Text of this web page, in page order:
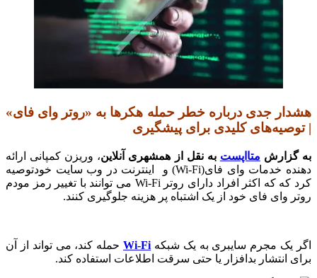
هشدار جدی درباره خطر حمله هکرها به «روتر وای فای»
| توصیه‌های کلیدی برای پیشگیری
به گزارش متااپست به نقل از همشهری آنلاین، وریزن کمپانی ارائه
دهنده خدمات وای فای(Wi-Fi) و اینترنت در وب سایت خودتوصیه‌
کرد که که اکثر افراد دارای روتر Wi-Fi می توانند با تغییر رمز مودم
روتر وای فای خود از یک اشتباه پر هزینه جلوگیری کنند.
اگر یک مجرم سایبری به یک شبکه Wi-Fiحمله کند، می تواند از آن
برای انتشار بدافزار یا حتی سرقت اطلاعات استفاده کند.